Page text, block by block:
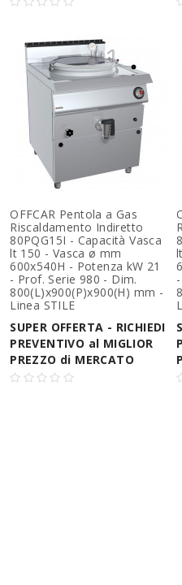
OFFCAR Pentola a Gas
Riscaldamento Indiretto
80PQG15I - Capacità Vasca
lt 150 - Vasca ø mm
600x540H - Potenza kW 21
- Prof. Serie 980 - Dim.
800(L)x900(P)x900(H) mm -
Linea STILE
SUPER OFFERTA - RICHIEDI
PREVENTIVO al MIGLIOR
PREZZO di MERCATO